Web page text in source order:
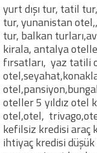
yurt dışı tur, tatil
tur, yunanistan
tur, balkan
kirala, antalya
fırsatları, yaz tatili
oteller 5 yıldız otel
otel,otel,
kefilsiz kredisi araç
ihtiyaç kredisi